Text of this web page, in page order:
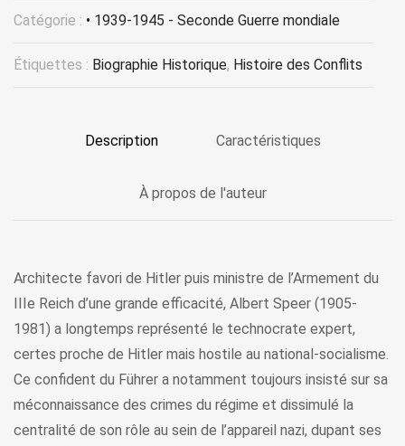
Catégorie : • 1939-1945 - Seconde Guerre mondiale
Étiquettes : Biographie Historique, Histoire des Conflits
Description Caractéristiques
À propos de l'auteur
Architecte favori de Hitler puis ministre de l’Armement du
IIIe Reich d’une grande efficacité, Albert Speer (1905-
1981) a longtemps représenté le technocrate expert,
certes proche de Hitler mais hostile au national-socialisme.
Ce confident du Führer a notamment toujours insisté sur sa
méconnaissance des crimes du régime et dissimulé la
centralité de son rôle au sein de l’appareil nazi, dupant ses